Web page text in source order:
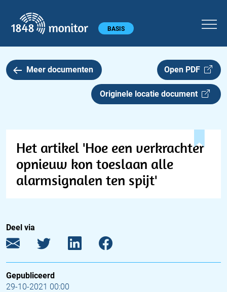
Hoofdmenu BASIS
Meer documenten Open PDF
Originele locatie document
Het artikel 'Hoe een verkrachter
opnieuw kon toeslaan alle
alarmsignalen ten spijt'
Deel via
Gepubliceerd
29-10-2021 00:00